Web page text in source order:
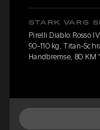
STARK VARG
Pirelli Diablo Rosso
90-110 kg, Titan-
Handbremse, 80 KM